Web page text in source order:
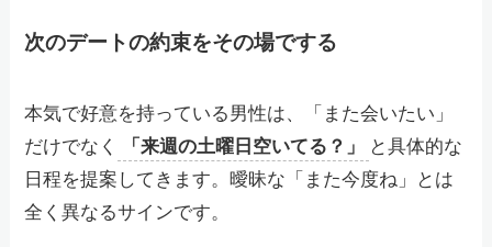
次のデートの約束をその場でする
本気で好意を持っている男性は、「また会いたい」
だけでなく
「来週の土曜日空いてる？」
と具体的な
日程を提案してきます。曖昧な「また今度ね」とは
全く異なるサインです。